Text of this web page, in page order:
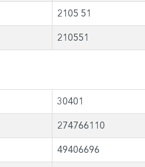
2105 51
210551
30401
274766110
49406696